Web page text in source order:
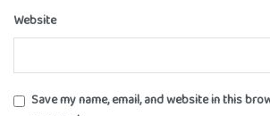
Website
Save my name, email, and website in this